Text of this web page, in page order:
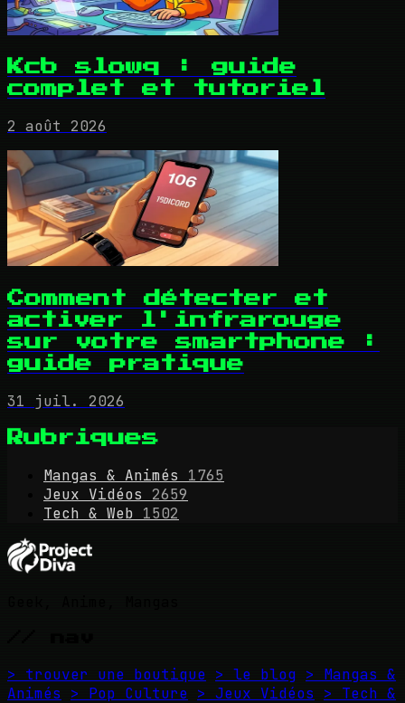
Kcb slowq : guide
complet et tutoriel
2 août 2026
Comment détecter et
activer l'infrarouge
sur votre smartphone :
guide pratique
31 juil. 2026
Rubriques
Mangas & Animés
1765
Jeux Vidéos
2659
Tech & Web 1502
> trouver une boutique > le blog > Mangas &
Animés
> Pop Culture > Jeux Vidéos
> Tech &